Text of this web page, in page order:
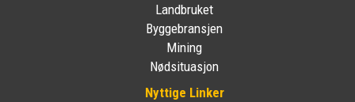
Landbruket
Byggebransjen
Mining
Nødsituasjon
Nyttige Linker